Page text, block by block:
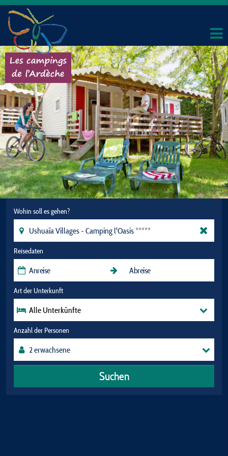
Wohin soll es gehen?
Reisedaten
Art der Unterkunft
Alle Unterkünfte
Anzahl der Personen
Suchen